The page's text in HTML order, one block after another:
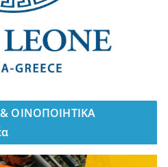
ΟΙΝΟΠΟΙΗΤΙΚΑ